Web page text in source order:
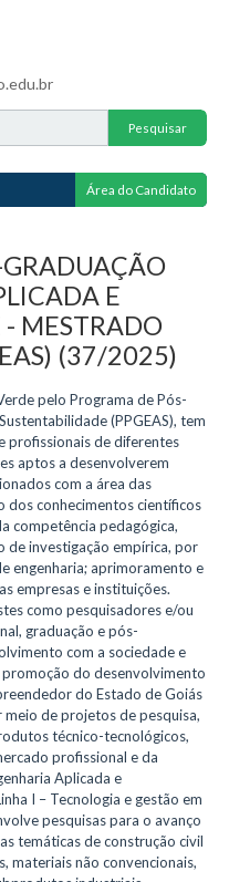
Área do Candidato
E
MESTRADO
(37/2025)
pelo Programa de Pós-
(PPGEAS), tem
profissionais de diferentes
aptos a desenvolverem
com a área das
dos conhecimentos científicos
competência pedagógica,
de investigação empírica, por
engenharia; aprimoramento e
empresas e instituições.
como pesquisadores e/ou
graduação e pós-
com a sociedade e
do desenvolvimento
do Estado de Goiás
de projetos de pesquisa,
técnico-tecnológicos,
profissional e da
Aplicada e
I – Tecnologia e gestão em
pesquisas para o avanço
temáticas de construção civil
materiais não convencionais,